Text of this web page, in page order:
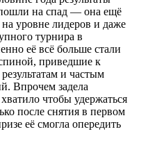
на спад — она ещё
уровне лидеров и даже
турнира в
её всё больше стали
приведшие к
и частым
Впрочем задела
чтобы удержаться
после снятия в первом
её смогла опередить